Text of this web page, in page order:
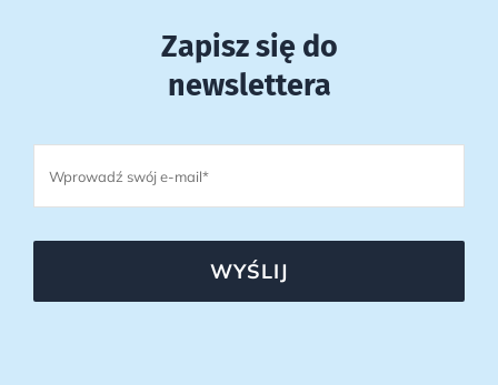
Zapisz się do
newslettera
WYŚLIJ